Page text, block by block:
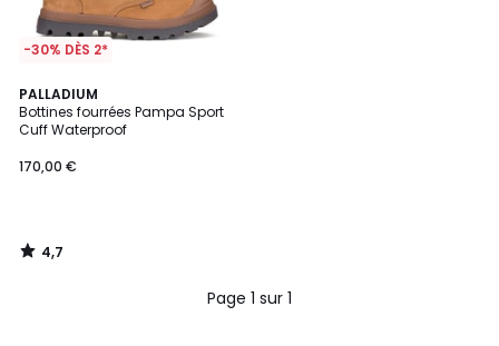
-30% DÈS 2*
PALLADIUM
Bottines fourrées Pampa Sport
Cuff Waterproof
170,00 €
4,7
/ 5
4,7
/
Page 1 sur 1